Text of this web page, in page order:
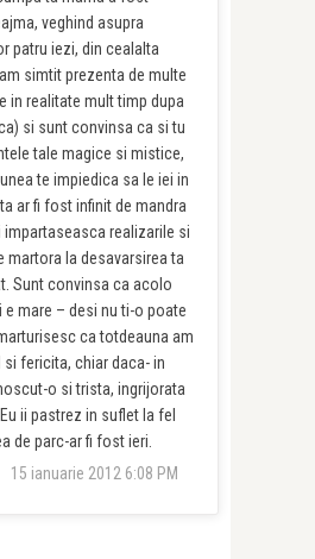
veghind asupra
patru iezi, din cealalta
simtit prezenta de multe
in realitate mult timp dupa
si sunt convinsa ca si tu
tale magice si mistice,
te impiedica sa le iei in
ar fi fost infinit de mandra
realizarile si
martora la desavarsirea ta
Sunt convinsa ca acolo
e mare – desi nu ti-o poate
ca totdeauna am
fericita, chiar daca- in
o si trista, ingrijorata
ii pastrez in suflet la fel
de parc-ar fi fost ieri.
15 ianuarie 2012 6:08 PM